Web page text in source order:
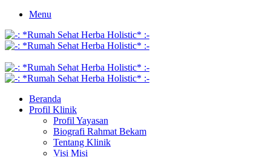
Menu
Beranda
Profil Klinik
Profil Yayasan
Biografi Rahmat Bekam
Tentang Klinik
Visi Misi